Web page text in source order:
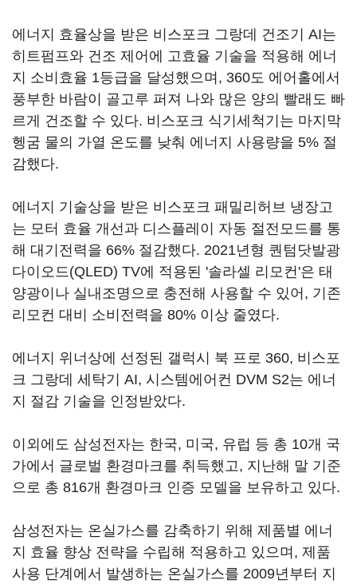
에너지 효율상을 받은 비스포크 그랑데 건조기 AI는
히트펌프와 건조 제어에 고효율 기술을 적용해 에너
지 소비효율 1등급을 달성했으며, 360도 에어홀에서
풍부한 바람이 골고루 퍼져 나와 많은 양의 빨래도 빠
르게 건조할 수 있다. 비스포크 식기세척기는 마지막
헹굼 물의 가열 온도를 낮춰 에너지 사용량을 5% 절
감했다.
에너지 기술상을 받은 비스포크 패밀리허브 냉장고
는 모터 효율 개선과 디스플레이 자동 절전모드를 통
해 대기전력을 66% 절감했다. 2021년형 퀀텀닷발광
다이오드(QLED) TV에 적용된 '솔라셀 리모컨'은 태
양광이나 실내조명으로 충전해 사용할 수 있어, 기존
리모컨 대비 소비전력을 80% 이상 줄였다.
에너지 위너상에 선정된 갤럭시 북 프로 360, 비스포
크 그랑데 세탁기 AI, 시스템에어컨 DVM S2는 에너
지 절감 기술을 인정받았다.
이외에도 삼성전자는 한국, 미국, 유럽 등 총 10개 국
가에서 글로벌 환경마크를 취득했고, 지난해 말 기준
으로 총 816개 환경마크 인증 모델을 보유하고 있다.
삼성전자는 온실가스를 감축하기 위해 제품별 에너
지 효율 향상 전략을 수립해 적용하고 있으며, 제품
사용 단계에서 발생하는 온실가스를 2009년부터 지